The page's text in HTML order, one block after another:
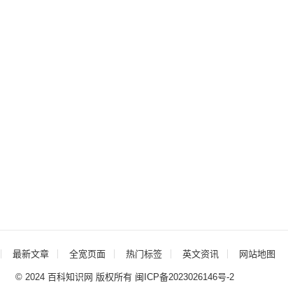
最新文章 全宽页面 热门标签 英文资讯 网站地图
© 2024 百科知识网 版权所有 闽ICP备2023026146号-2